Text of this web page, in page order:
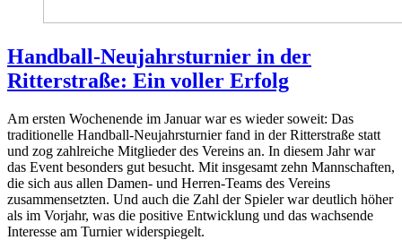
Handball-Neujahrsturnier in der
Ritterstraße: Ein voller Erfolg
Am ersten Wochenende im Januar war es wieder soweit: Das
traditionelle Handball-Neujahrsturnier fand in der Ritterstraße statt
und zog zahlreiche Mitglieder des Vereins an. In diesem Jahr war
das Event besonders gut besucht. Mit insgesamt zehn Mannschaften,
die sich aus allen Damen- und Herren-Teams des Vereins
zusammensetzten. Und auch die Zahl der Spieler war deutlich höher
als im Vorjahr, was die positive Entwicklung und das wachsende
Interesse am Turnier widerspiegelt.